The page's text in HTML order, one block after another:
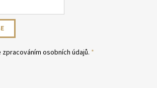
zpracováním osobních údajů.